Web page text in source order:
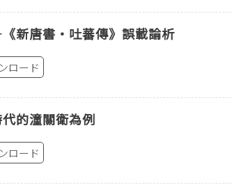
新唐書‧吐蕃傳》誤載論析
ロード
的潼關衛為例
ロード